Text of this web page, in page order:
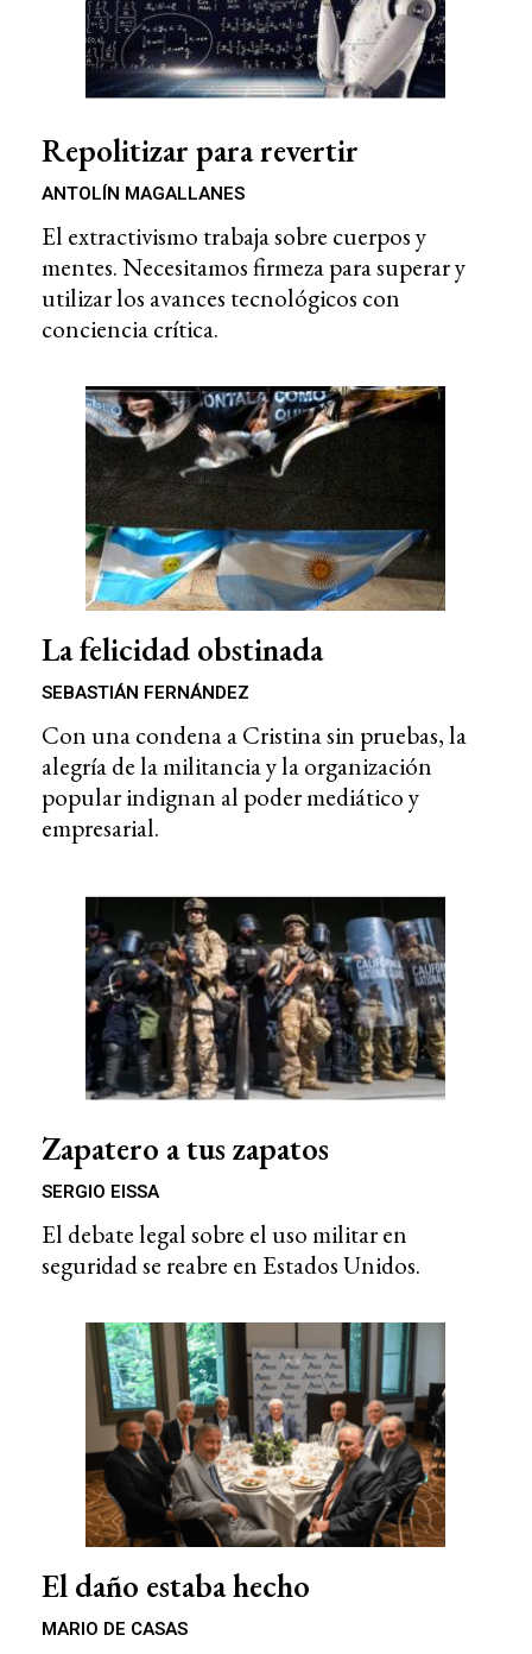
Repolitizar para revertir
ANTOLÍN MAGALLANES
El extractivismo trabaja sobre cuerpos y
mentes. Necesitamos firmeza para superar y
utilizar los avances tecnológicos con
conciencia crítica.
La felicidad obstinada
SEBASTIÁN FERNÁNDEZ
Con una condena a Cristina sin pruebas, la
alegría de la militancia y la organización
popular indignan al poder mediático y
empresarial.
Zapatero a tus zapatos
SERGIO EISSA
El debate legal sobre el uso militar en
seguridad se reabre en Estados Unidos.
El daño estaba hecho
MARIO DE CASAS